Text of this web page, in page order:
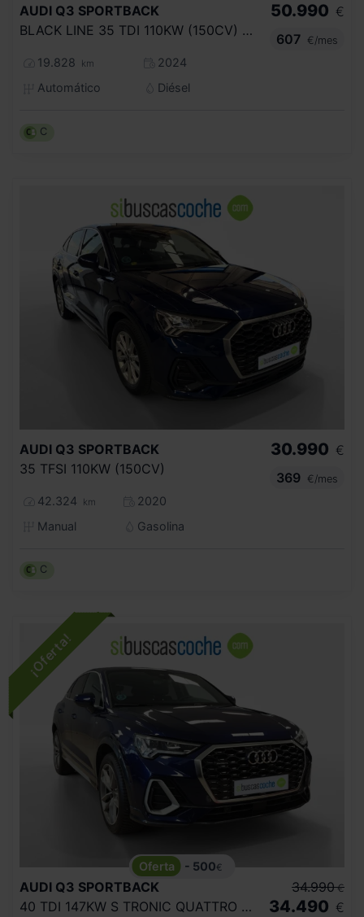
AUDI Q3 SPORTBACK
BLACK LINE 35 TDI 110KW (150CV) S TRONIC
19.828 km
2024
Automático
Diésel
50.990 €
607
€/mes
C
AUDI Q3 SPORTBACK
35 TFSI 110KW (150CV)
42.324 km
2020
Manual
Gasolina
30.990 €
369
€/mes
C
- 500€
AUDI Q3 SPORTBACK
40 TDI 147KW S TRONIC QUATTRO S LINE
34.990 €
34.490 €